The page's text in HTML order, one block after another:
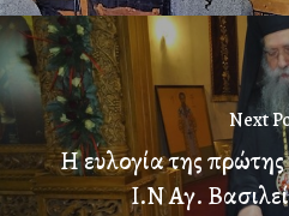
Next
Η ευλογία της
Ι.Ν Αγ.